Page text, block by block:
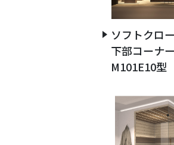
ソフトクロ
下部コーナ
M101E10型